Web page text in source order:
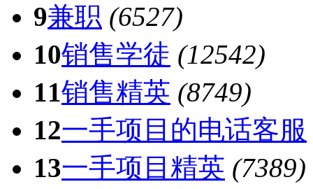
9兼职 (6527)
10销售学徒 (12542)
11销售精英 (8749)
12一手项目的电话客服
13一手项目精英 (7389)